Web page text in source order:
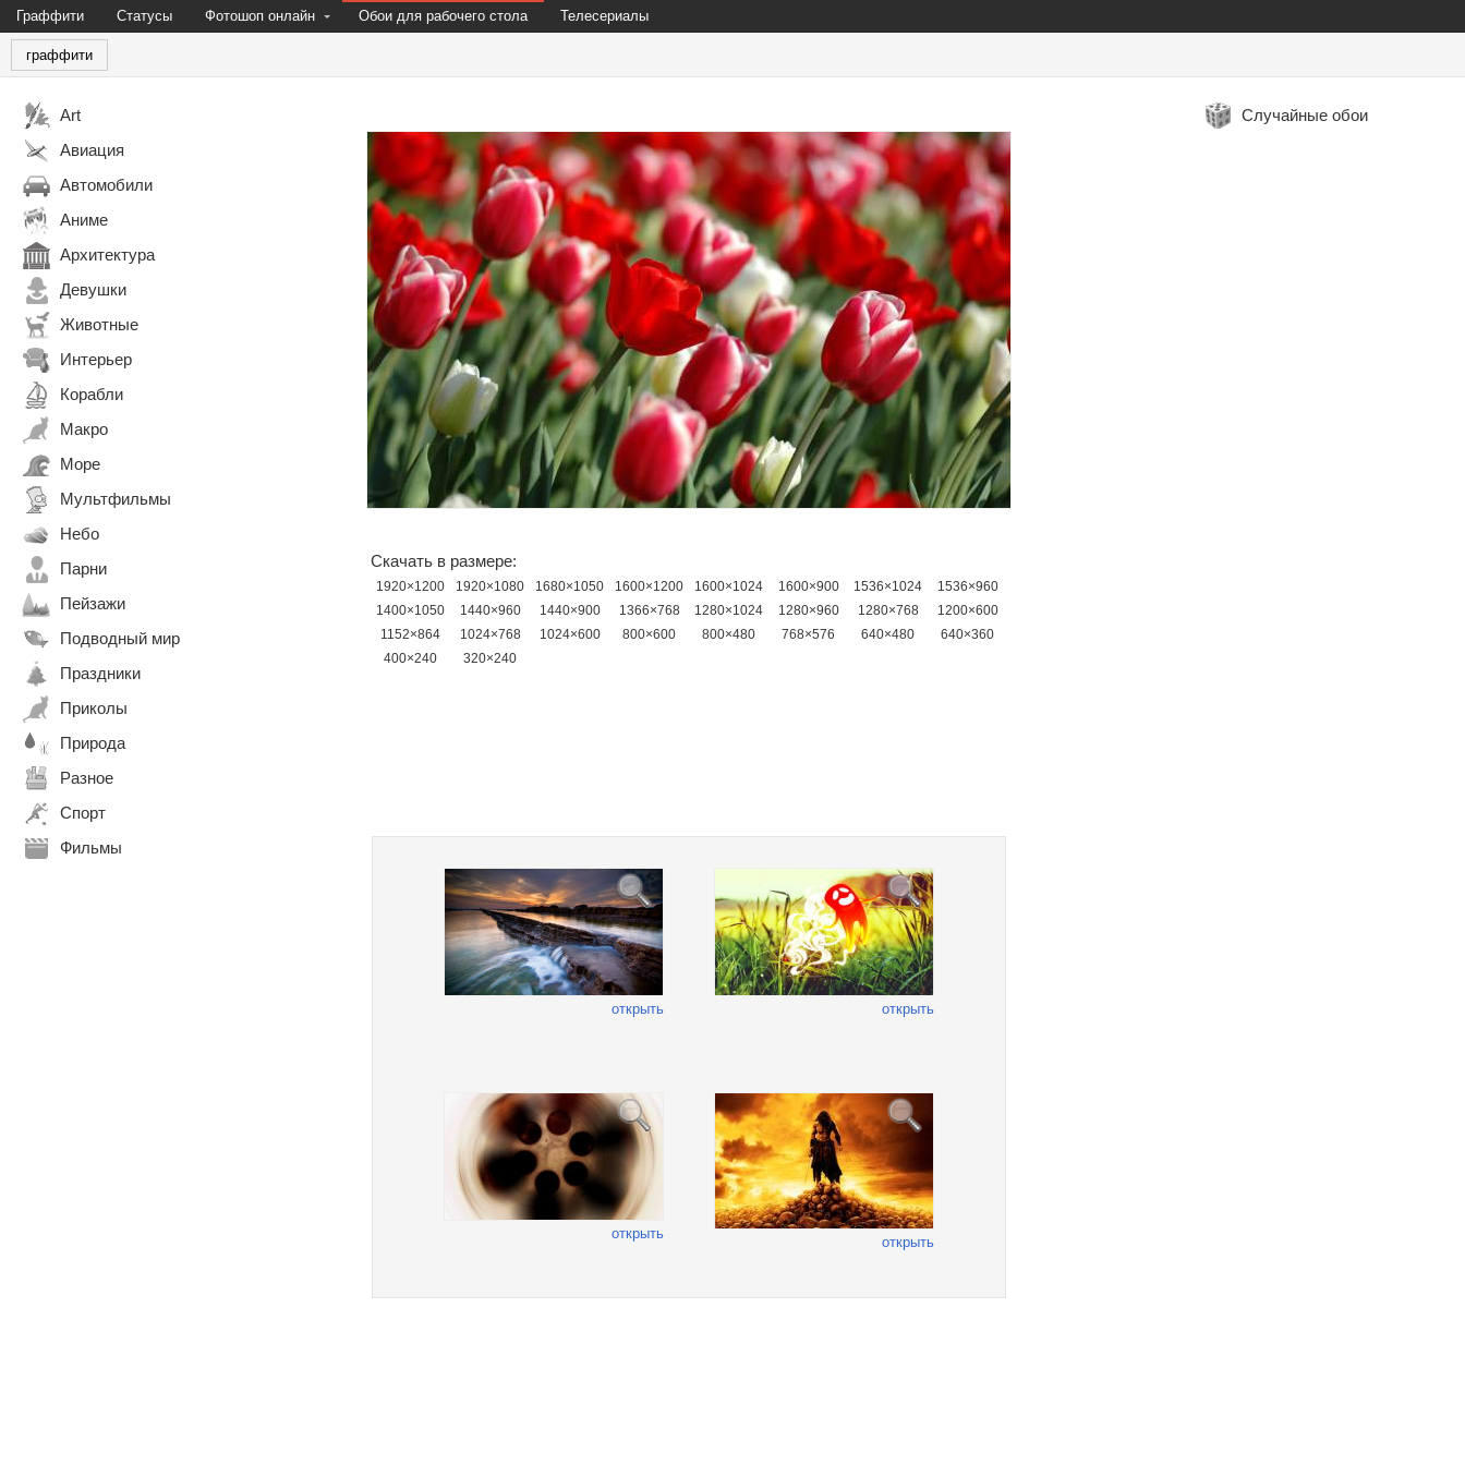
Граффити Статусы Фотошоп онлайн Обои для рабочего стола Телесериалы
граффити
Art
Авиация
Автомобили
Аниме
Архитектура
Девушки
Животные
Интерьер
Корабли
Макро
Море
Мультфильмы
Небо
Парни
Пейзажи
Подводный мир
Праздники
Приколы
Природа
Разное
Спорт
Фильмы
Скачать в размере:
1920×1200 1920×1080 1680×1050 1600×1200 1600×1024 1600×900 1536×1024
1536×960
1400×1050
1440×960 1440×900 1366×768 1280×1024 1280×960 1280×768
1200×600
1152×864
1024×768 1024×600 800×600 800×480 768×576 640×480
640×360
400×240
320×240
открыть открыть
открыть
открыть
Случайные обои